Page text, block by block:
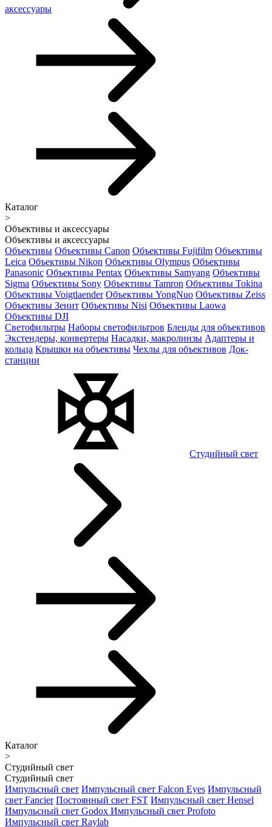
аксессуары
Каталог
>
Объективы и аксессуары
Объективы и аксессуары
Объективы Объективы Canon Объективы Fujifilm Объективы
Leica Объективы Nikon Объективы Olympus Объективы
Panasonic Объективы Pentax Объективы Samyang Объективы
Sigma Объективы Sony Объективы Tamron Объективы Tokina
Объективы Voigtlaender Объективы YongNuo Объективы Zeiss
Объективы Зенит Объективы Nisi Объективы Laowa
Объективы DJI
Светофильтры Наборы светофильтров Бленды для объективов
Экстендеры, конвертеры Насадки, макролинзы Адаптеры и
кольца Крышки на объективы Чехлы для объективов Док-
станции
Студийный свет
Каталог
>
Студийный свет
Студийный свет
Импульсный свет Импульсный свет Falcon Eyes Импульсный
свет Fancier Постоянный свет FST Импульсный свет Hensel
Импульсный свет Godox Импульсный свет Profoto
Импульсный свет Raylab